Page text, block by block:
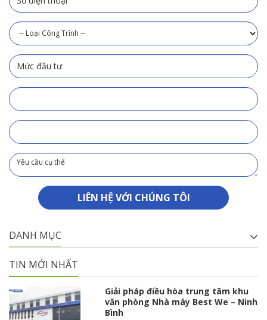
LIÊN HỆ VỚI CHÚNG TÔI
DANH MỤC
TIN MỚI NHẤT
Giải pháp điều hòa trung tâm khu
văn phòng Nhà máy Best We – Ninh
Bình